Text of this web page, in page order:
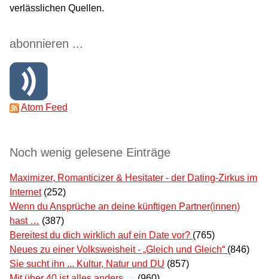
verlässlichen Quellen.
abonnieren ...
Atom Feed
Noch wenig gelesene Einträge
Maximizer, Romanticizer & Hesitater - der Dating-Zirkus im
Internet (252)
Wenn du Ansprüche an deine künftigen Partner(innen)
hast … (387)
Bereitest du dich wirklich auf ein Date vor? (765)
Neues zu einer Volksweisheit - „Gleich und Gleich“ (846)
Sie sucht ihn ... Kultur, Natur und DU (857)